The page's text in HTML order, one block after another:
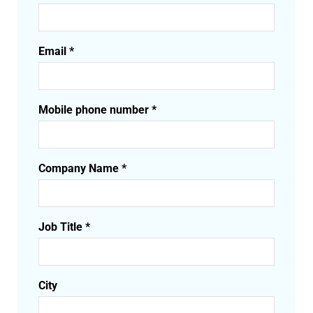
Email *
Mobile phone number *
Company Name *
Job Title *
City